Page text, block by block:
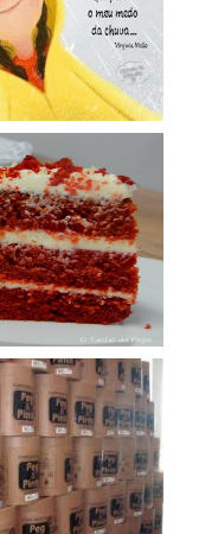
surgiram?
habita em nós.